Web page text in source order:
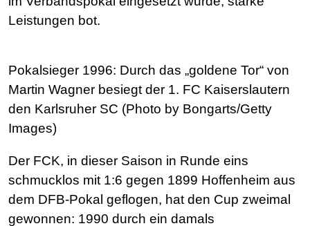
Leistungen bot.
Pokalsieger 1996: Durch das „goldene Tor“ von
Martin Wagner besiegt der 1. FC Kaiserslautern
den Karlsruher SC (Photo by Bongarts/Getty
Images)
Der FCK, in dieser Saison in Runde eins
schmucklos mit 1:6 gegen 1899 Hoffenheim aus
dem DFB-Pokal geflogen, hat den Cup zweimal
gewonnen: 1990 durch ein damals